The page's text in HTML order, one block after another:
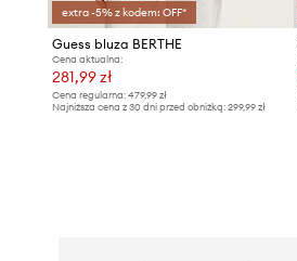
extra -5% z kodem: OFF*
Guess bluza BERTHE
Cena aktualna:
281,99 zł
Cena regularna: 479,99 zł
Najniższa cena z 30 dni przed obniżką: 299,99 zł